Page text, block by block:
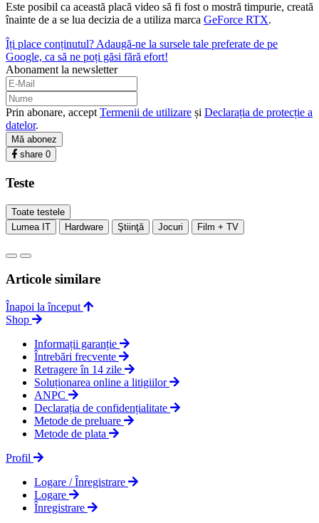
Este posibil ca această placă video să fi fost o mostră timpurie, creată
înainte de a se lua decizia de a utiliza marca GeForce RTX.
Îți place conținutul? Adaugă-ne la sursele tale preferate de pe
Google, ca să ne poți găsi fără efort!
Abonament la newsletter
Prin abonare, accept Termenii de utilizare și Declarația de protecție a
datelor.
Mă abonez
share 0
Teste
Toate testele
Lumea IT
Hardware Ştiinţă Jocuri Film + TV
Articole similare
Înapoi la început
Shop
Informații garanție
Întrebări frecvente
Retragere în 14 zile
Soluționarea online a litigiilor
ANPC
Declarația de confidențialitate
Metode de preluare
Metode de plata
Profil
Logare / Înregistrare
Logare
Înregistrare